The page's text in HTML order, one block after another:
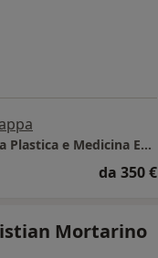
Dottor Ivan Arruda, Chirurgia Plastica e Medicina Estetica
da 350 €
Mortarino